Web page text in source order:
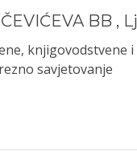
BB ,
knjigovodstvene
savjetovanje